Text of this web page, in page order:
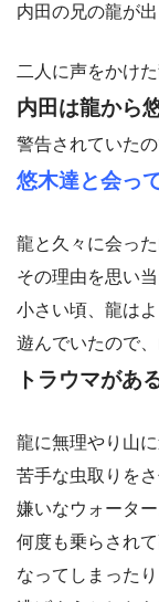
内田の兄の龍が
二人に声をかけた
内田は龍から
警告されていたの
悠木達と会っ
龍と久々に会っ
その理由を思い当
小さい頃、龍は
遊んでいたので
トラウマがあ
龍に無理やり山
苦手な虫取りをさ
嫌いなウォータ
何度も乗らされ
なってしまったり